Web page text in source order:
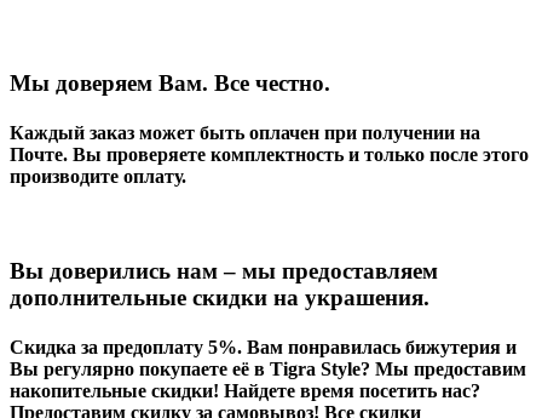
Мы доверяем Вам. Все честно.
Каждый заказ может быть оплачен при получении на
Почте. Вы проверяете комплектность и только после этого
производите оплату.
Вы доверились нам – мы предоставляем
дополнительные скидки на украшения.
Скидка за предоплату 5%. Вам понравилась бижутерия и
Вы регулярно покупаете её в Tigra Style? Мы предоставим
накопительные скидки! Найдете время посетить нас?
Предоставим скидку за самовывоз! Все скидки